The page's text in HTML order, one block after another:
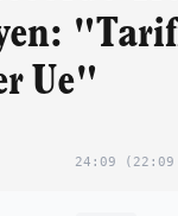
Ue"
24:09